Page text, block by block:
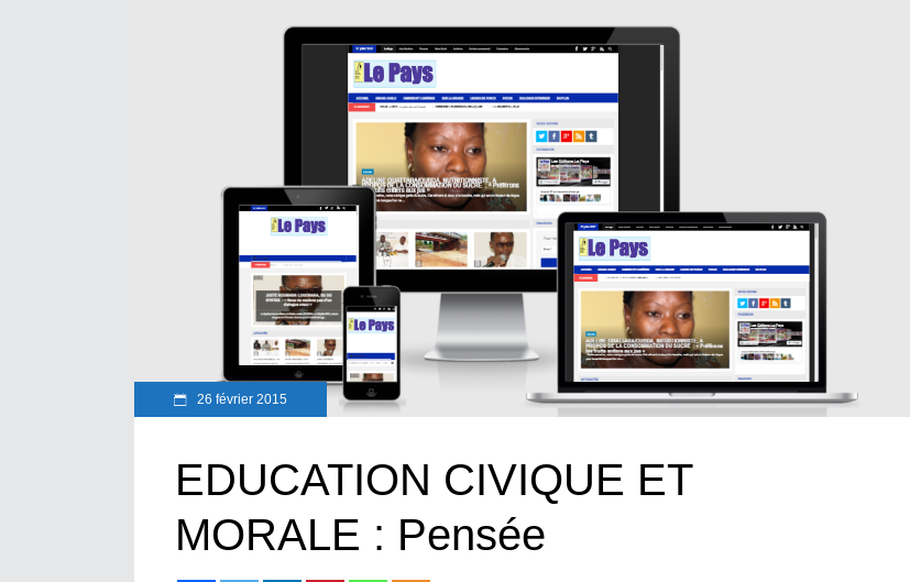
26 février 2015
EDUCATION CIVIQUE ET
MORALE : Pensée